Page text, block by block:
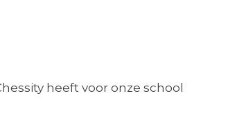
heeft voor onze school